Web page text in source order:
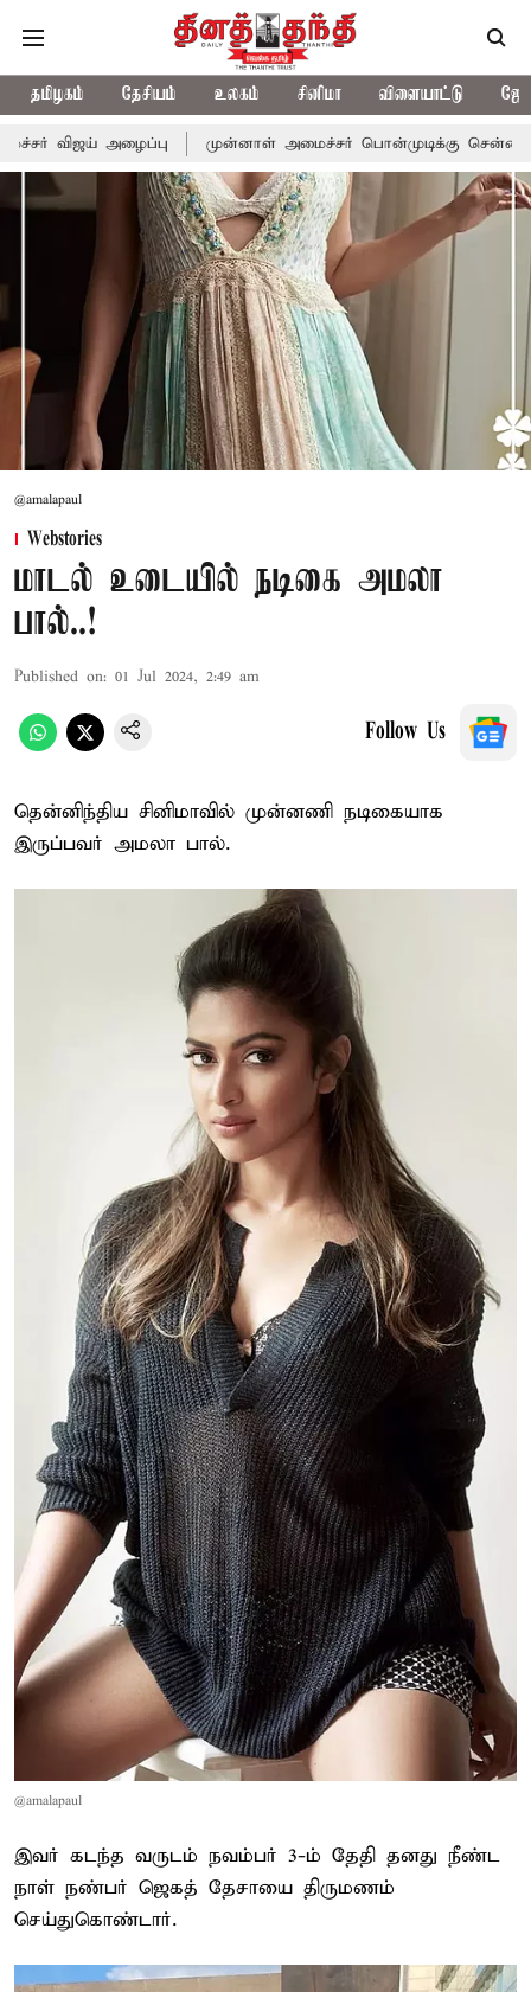
தமிழகம் தேசியம் உலகம் சினிமா விளையாட்டு
முன்னாள் அமைச்சர் பொன்முடிக்கு சென்னை நீதிமன்றம்
@amalapaul
Webstories
மாடல் உடையில் நடிகை அமலா
பால்..!
Published on: 01 Jul 2024, 2:49 am
Follow Us
தென்னிந்திய சினிமாவில் முன்னணி நடிகையாக
இருப்பவர் அமலா பால்.
@amalapaul
இவர் கடந்த வருடம் நவம்பர் 3-ம் தேதி தனது நீண்ட
நாள் நண்பர் ஜெகத் தேசாயை திருமணம்
செய்துகொண்டார்.